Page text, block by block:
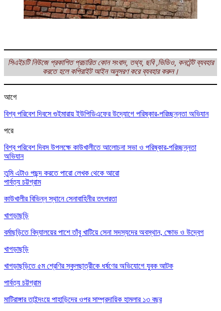
সিএইচটি নিউজে প্রকাশিত প্রচারিত কোন সংবাদ, তথ্য, ছবি ,ভিডিও, কনটেন্ট ব্যবহার
করতে হলে কপিরাইট আইন অনুসরণ করে ব্যবহার করুন।
আগে
বিশ্ব পরিবেশ দিবসে গুইমারায় ইউপিডিএফের উদ্যোগে পরিষ্কার-পরিচ্ছন্নতা অভিযান
পরে
বিশ্ব পরিবেশ দিবস উপলক্ষে কাউখালীতে আলোচনা সভা ও পরিষ্কার-পরিচ্ছন্নতা
অভিযান
তুমি এটাও পছন্দ করতে পারো লেখক থেকে আরো
পার্বত্য চট্টগ্রাম
কাউখালীর বিভিন্ন স্থানে সেনাবাহিনীর তৎপরতা
খাগড়াছড়ি
বর্মাছড়িতে বিদ্যালয়ের পাশে তাঁবু খাটিয়ে সেনা সদস্যদের অবস্থান, ক্ষোভ ও উদ্বেগ
খাগড়াছড়ি
খাগড়াছড়িতে ৫ম শ্রেণির স্কুলছাত্রীকে ধর্ষণের অভিযোগে যুবক আটক
পার্বত্য চট্টগ্রাম
মাটিরাঙ্গার তাইন্দংয়ে পাহাড়িদের ওপর সাম্প্রদায়িক হামলার ১৩ বছর